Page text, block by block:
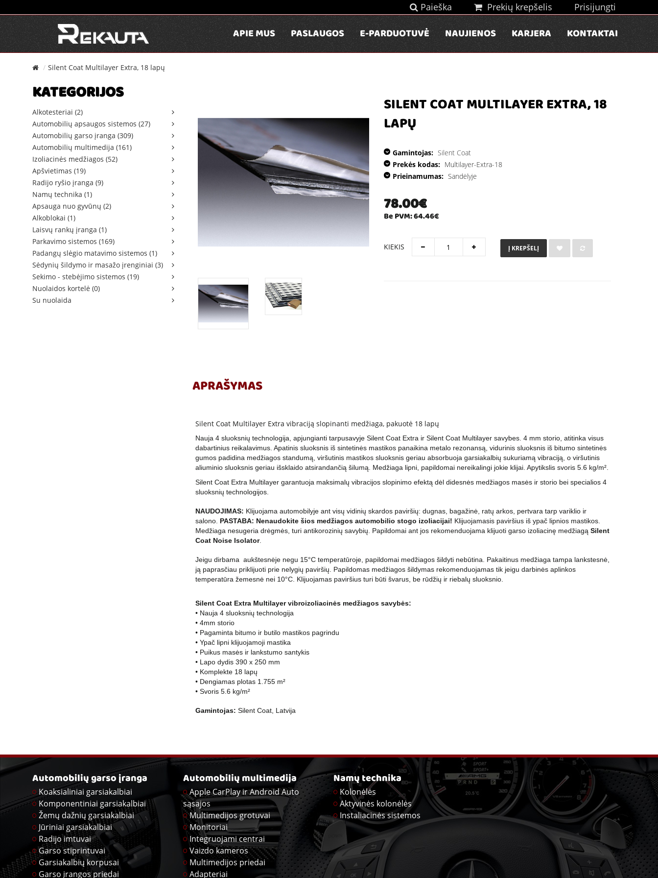
Paieška Prekių krepšelis Prisijungti
APIE MUS PASLAUGOS E-PARDUOTUVĖ NAUJIENOS KARJERA KONTAKTAI
Silent Coat Multilayer Extra, 18 lapų
KATEGORIJOS
Alkotesteriai (2)
Automobilių apsaugos sistemos (27)
Automobilių garso įranga (309)
Automobilių multimedija (161)
Izoliacinės medžiagos (52)
Apšvietimas (19)
Radijo ryšio įranga (9)
Namų technika (1)
Apsauga nuo gyvūnų (2)
Alkoblokai (1)
Laisvų rankų įranga (1)
Parkavimo sistemos (169)
Padangų slėgio matavimo sistemos (1)
Sėdynių šildymo ir masažo įrenginiai (3)
Sekimo - stebėjimo sistemos (19)
Nuolaidos kortelė (0)
Su nuolaida
SILENT COAT MULTILAYER EXTRA, 18
LAPŲ
Gamintojas: Silent Coat
Prekės kodas: Multilayer-Extra-18
Prieinamumas: Sandėlyje
78.00€
Be PVM: 64.46€
KIEKIS Į KREPŠELĮ
APRAŠYMAS
Silent Coat Multilayer Extra vibraciją slopinanti medžiaga, pakuotė 18 lapų
Nauja 4 sluoksnių technologija, apjungianti tarpusavyje Silent Coat Extra ir Silent Coat Multilayer savybes. 4 mm storio, atitinka visus
dabartinius reikalavimus. Apatinis sluoksnis iš sintetinės mastikos panaikina metalo rezonansą, vidurinis sluoksnis iš bitumo sintetinės
gumos padidina medžiagos standumą, viršutinis mastikos sluoksnis geriau absorbuoja garsiakalbių sukuriamą vibraciją, o viršutinis
aliuminio sluoksnis geriau išsklaido atsirandančią šilumą. Medžiaga lipni, papildomai nereikalingi jokie klijai. Apytikslis svoris 5.6 kg/m².
Silent Coat Extra Multilayer garantuoja maksimalų vibracijos slopinimo efektą dėl didesnės medžiagos masės ir storio bei specialios 4
sluoksnių technologijos.
NAUDOJIMAS: Klijuojama automobilyje ant visų vidinių skardos paviršių: dugnas, bagažinė, ratų arkos, pertvara tarp variklio ir
salono. PASTABA: Nenaudokite šios medžiagos automobilio stogo izoliacijai! Klijuojamasis paviršius iš ypač lipnios mastikos.
Medžiaga nesugeria drėgmės, turi antikorozinių savybių. Papildomai ant jos rekomenduojama klijuoti garso izoliacinę medžiagą Silent
Coat Noise Isolator.
Jeigu dirbama aukštesnėje negu 15°C temperatūroje, papildomai medžiagos šildyti nebūtina. Pakaitinus medžiaga tampa lankstesnė,
ją paprasčiau priklijuoti prie nelygių paviršių. Papildomas medžiagos šildymas rekomenduojamas tik jeigu darbinės aplinkos
temperatūra žemesnė nei 10°C. Klijuojamas paviršius turi būti švarus, be rūdžių ir riebalų sluoksnio.
Silent Coat Extra Multilayer vibroizoliacinės medžiagos savybės:
• Nauja 4 sluoksnių technologija
• 4mm storio
• Pagaminta bitumo ir butilo mastikos pagrindu
• Ypač lipni klijuojamoji mastika
• Puikus masės ir lankstumo santykis
• Lapo dydis 390 x 250 mm
• Komplekte 18 lapų
• Dengiamas plotas 1.755 m²
• Svoris 5.6 kg/m²
Gamintojas: Silent Coat, Latvija
Automobilių garso įranga
Koaksialiniai garsiakalbiai
Komponentiniai garsiakalbiai
Žemų dažnių garsiakalbiai
Jūriniai garsiakalbiai
Radijo imtuvai
Garso stiprintuvai
Garsiakalbių korpusai
Garso įrangos priedai
Automobilių multimedija
Apple CarPlay ir Android Auto
sąsajos
Multimedijos grotuvai
Monitoriai
Integruojami centrai
Vaizdo kameros
Multimedijos priedai
Adapteriai
Namų technika
Kolonėlės
Aktyvinės kolonėlės
Instaliacinės sistemos